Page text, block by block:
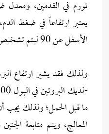
يعتبر ارتفاعاً في ضغط
الأسفل عن 90 ليتم تشخيص ارتفاع ضغط الدم.
ما قبل الحمل؛ ولذلك يجب
المعالج، ويتم متابعة